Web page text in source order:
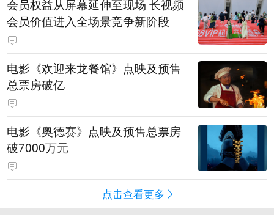
会员权益从屏幕延伸至现场 长视频
会员价值进入全场景竞争新阶段
电影《欢迎来龙餐馆》点映及预售
总票房破亿
电影《奥德赛》点映及预售总票房
破7000万元
点击查看更多